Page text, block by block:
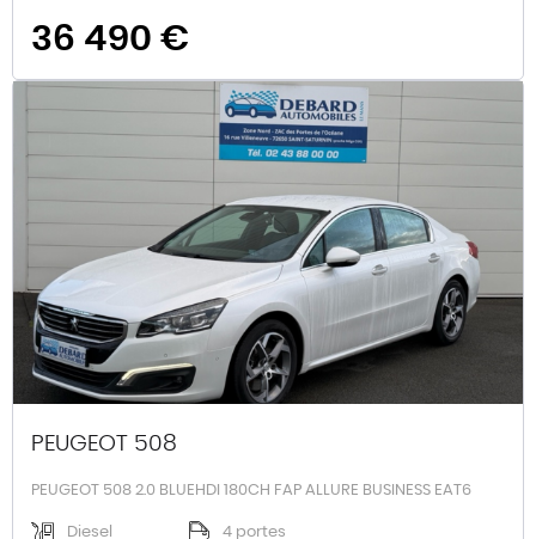
36 490 €
PEUGEOT 508
PEUGEOT 508 2.0 BLUEHDI 180CH FAP ALLURE BUSINESS EAT6
Diesel 4 portes